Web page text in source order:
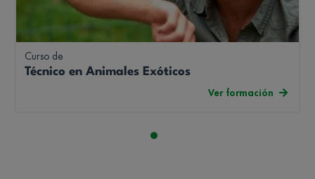
Curso de
Técnico en Animales Exóticos
Ver formación